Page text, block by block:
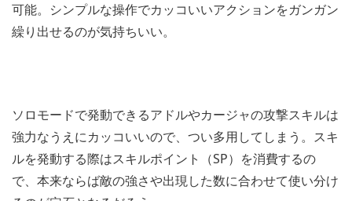
可能。シンプルな操作でカッコいいアクションをガンガン
繰り出せるのが気持ちいい。
ソロモードで発動できるアドルやカージャの攻撃スキルは
強力なうえにカッコいいので、つい多用してしまう。スキ
ルを発動する際はスキルポイント（SP）を消費するの
で、本来ならば敵の強さや出現した数に合わせて使い分け